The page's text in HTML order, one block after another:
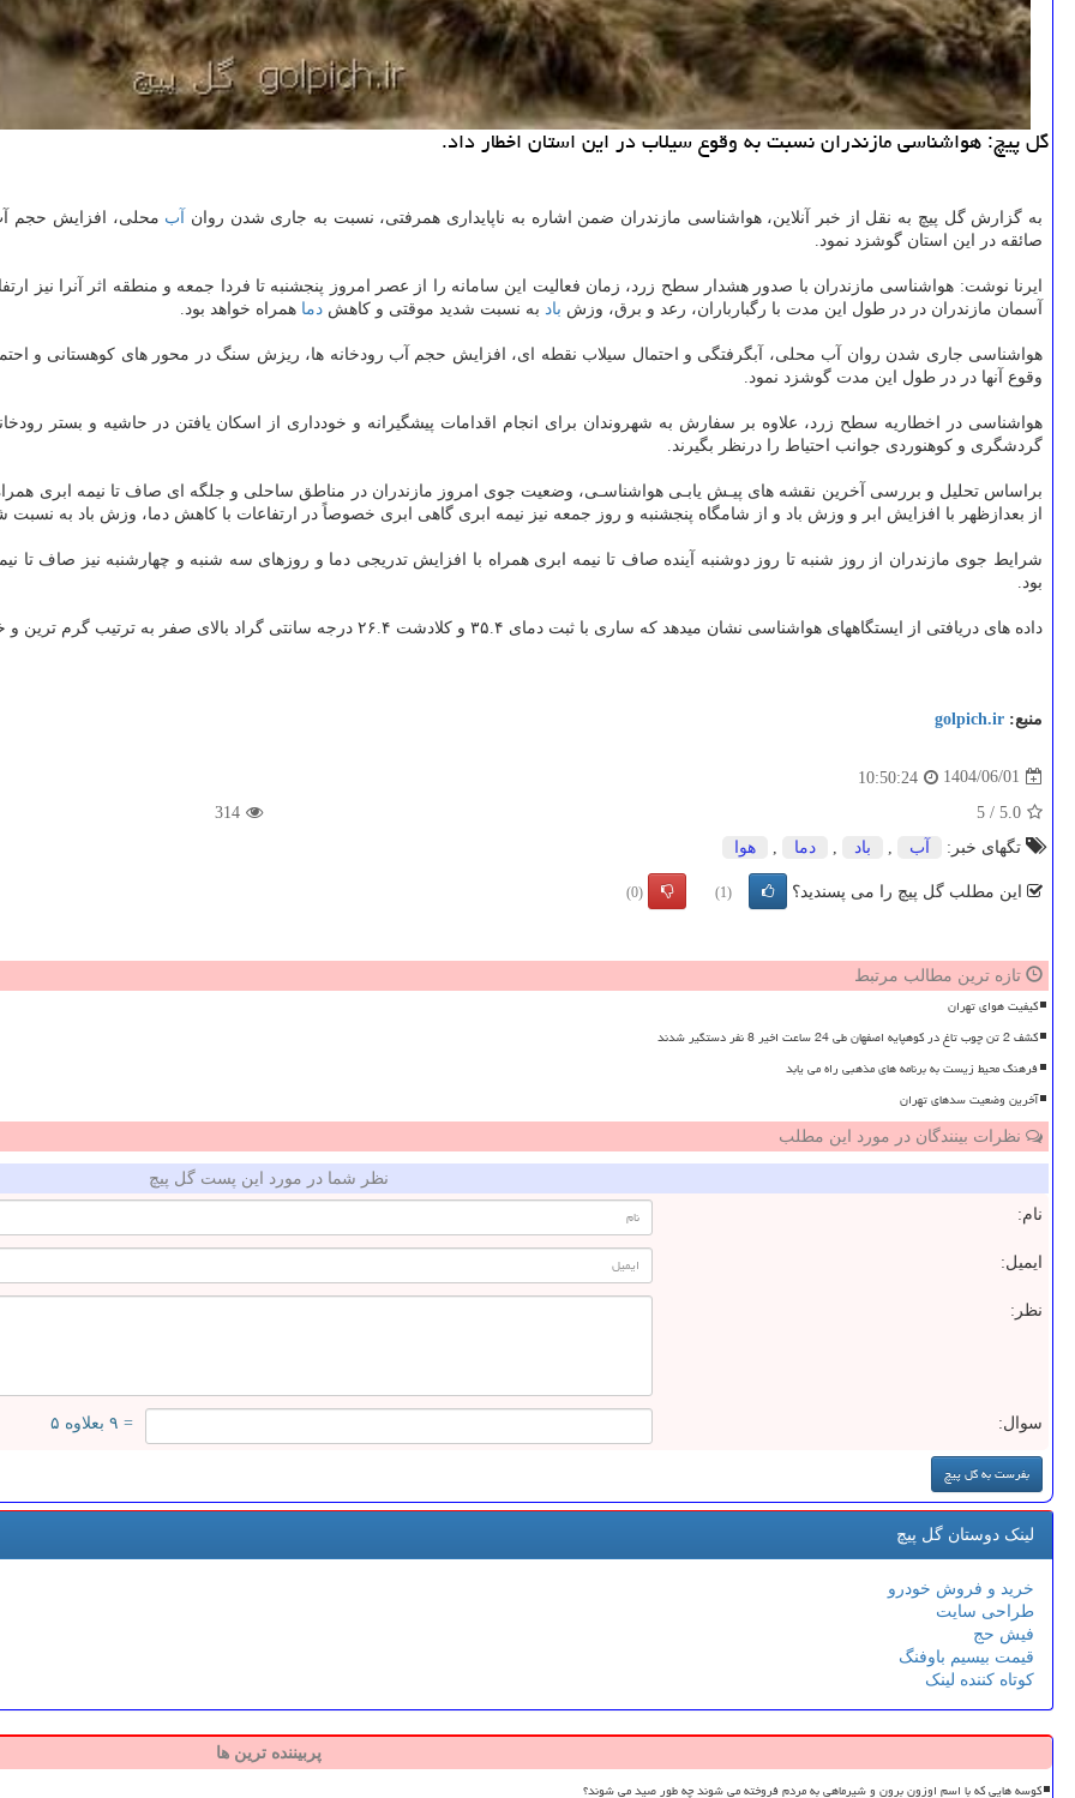
گل پیچ: هواشناسی مازندران نسبت به وقوع سیلاب در این استان اخطار داد.
به گزارش گل پیچ به نقل از خبر آنلاین، هواشناسی مازندران ضمن اشاره به ناپایداری همرفتی، نسبت به جاری شدن روان آب محلی، افزایش حجم
صائقه در این استان گوشزد نمود.
ایرنا نوشت: هواشناسی مازندران با صدور هشدار سطح زرد، زمان فعالیت این سامانه را از عصر امروز پنجشنبه تا فردا جمعه و منطقه اثر آنرا نیز
آسمان مازندران در در طول این مدت با رگبارباران، رعد و برق، وزش باد به نسبت شدید موقتی و کاهش دما همراه خواهد بود.
هواشناسی جاری شدن روان آب محلی، آبگرفتگی و احتمال سیلاب نقطه ای، افزایش حجم آب رودخانه ها، ریزش سنگ در محور های کوهستانی و
وقوع آنها در در طول این مدت گوشزد نمود.
هواشناسی در اخطاریه سطح زرد، علاوه بر سفارش به شهروندان برای انجام اقدامات پیشگیرانه و خودداری از اسکان یافتن در حاشیه و بستر
گردشگری و کوهنوردی جوانب احتیاط را درنظر بگیرند.
براساس تحلیل و بررسی آخرین نقشه های پیـش یابـی هواشناسـی، وضعیت جوی امروز مازندران در مناطق ساحلی و جلگه ای صاف تا نیمه ابری
از بعدازظهر با افزایش ابر و وزش باد و از شامگاه پنجشنبه و روز جمعه نیز نیمه ابری گاهی ابری خصوصاً در ارتفاعات با کاهش دما، وزش باد به
شرایط جوی مازندران از روز شنبه تا روز دوشنبه آینده صاف تا نیمه ابری همراه با افزایش تدریجی دما و روزهای سه شنبه و چهارشنبه نیز صاف تا
بود.
داده های دریافتی از ایستگاههای هواشناسی نشان میدهد که ساری با ثبت دمای ۳۵.۴ و کلادشت ۲۶.۴ درجه سانتی گراد بالای صفر به ترتیب گرم ترین و خنک ترین مناطق مازندران در ضمن ۲۴ ساعت گذشته بودند.
منبع: golpich.ir
1404/06/01
10:50:24
5.0
/
5
314
تگهای خبر:
آب , باد , دما , هوا
این مطلب گل پیچ را می پسندید؟ (1)
(0)
تازه ترین مطالب مرتبط
کیفیت هوای تهران
کشف 2 تن چوب تاغ در کوهپایه اصفهان طی 24 ساعت اخیر 8 نفر دستگیر شدند
فرهنگ محیط زیست به برنامه های مذهبی راه می یابد
آخرین وضعیت سدهای تهران
نظرات بینندگان در مورد این مطلب
نظر شما در مورد این پست گل پیچ
نام:
ایمیل:
نظر:
سوال: = ۹ بعلاوه ۵
لینک دوستان گل پیچ
خرید و فروش خودرو
طراحی سایت
فیش حج
قیمت بیسیم باوفنگ
کوتاه کننده لینک
پربیننده ترین ها
کوسه هایی که با اسم اوزون برون و شیرماهی به مردم فروخته می شوند چه طور صید می شوند؟